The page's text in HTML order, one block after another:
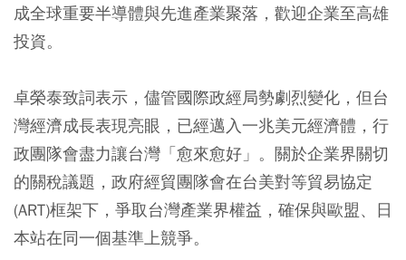
成全球重要半導體與先進產業聚落，歡迎企業至高雄
投資。
卓榮泰致詞表示，儘管國際政經局勢劇烈變化，但台
灣經濟成長表現亮眼，已經邁入一兆美元經濟體，行
政團隊會盡力讓台灣「愈來愈好」。關於企業界關切
的關稅議題，政府經貿團隊會在台美對等貿易協定
(ART)框架下，爭取台灣產業界權益，確保與歐盟、日
本站在同一個基準上競爭。